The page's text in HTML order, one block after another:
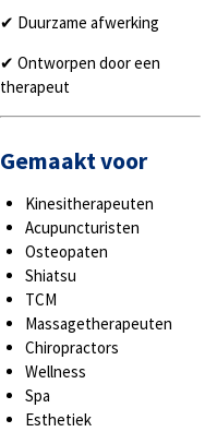
✔ Duurzame afwerking
✔ Ontworpen door een
therapeut
Gemaakt voor
Kinesitherapeuten
Acupuncturisten
Osteopaten
Shiatsu
TCM
Massagetherapeuten
Chiropractors
Wellness
Spa
Esthetiek